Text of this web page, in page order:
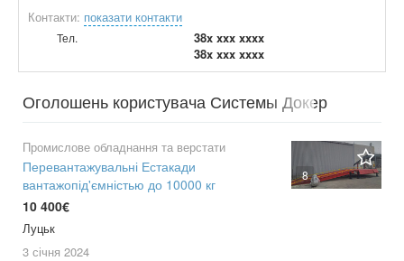
Контакти: показати контакти
Тел.
38x xxx xxxx
38x xxx xxxx
Оголошень користувача Системы Докер
8
Промислове обладнання та верстати
Перевантажувальні Естакади
вантажопід'ємністью до 10000 кг
10 400€
Луцьк
3 січня 2024